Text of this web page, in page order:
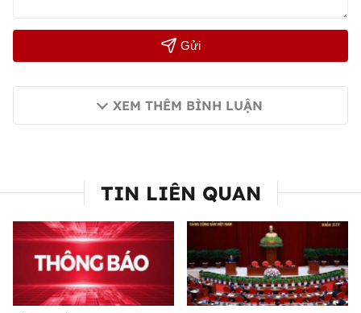
Gửi
XEM THÊM BÌNH LUẬN
TIN LIÊN QUAN